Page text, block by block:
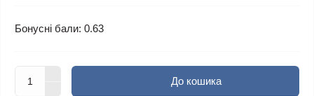
Бонусні бали: 0.63
До кошика